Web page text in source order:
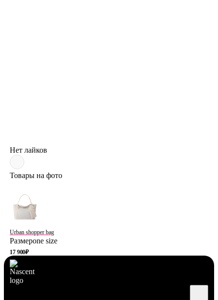
Нет лайков
Товары на фото
Urban shopper bag
Размерone size
17 900₽